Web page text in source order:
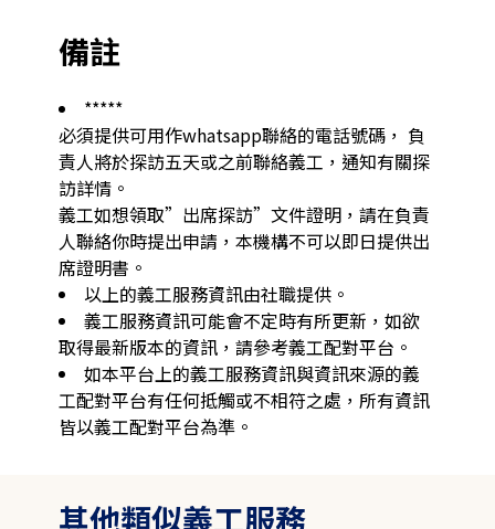
備註
*****
必須提供可用作whatsapp聯絡的電話號碼， 負
責人將於探訪五天或之前聯絡義工，通知有關探
訪詳情。
義工如想領取”出席探訪”文件證明，請在負責
人聯絡你時提出申請，本機構不可以即日提供出
席證明書。
以上的義工服務資訊由社職提供。
義工服務資訊可能會不定時有所更新，如欲
取得最新版本的資訊，請參考義工配對平台。
如本平台上的義工服務資訊與資訊來源的義
工配對平台有任何抵觸或不相符之處，所有資訊
皆以義工配對平台為準。
其他類似義工服務